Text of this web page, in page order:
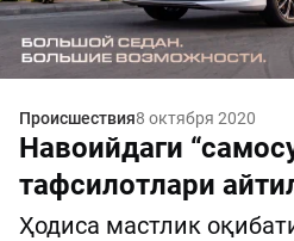
Происшествия8 октября 2020
Навоийдаги
тафсилотлари
Ҳодиса мастлик